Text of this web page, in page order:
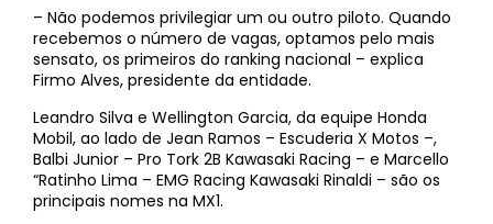
– Não podemos privilegiar um ou outro piloto. Quando
recebemos o número de vagas, optamos pelo mais
sensato, os primeiros do ranking nacional – explica
Firmo Alves, presidente da entidade.
Leandro Silva e Wellington Garcia, da equipe Honda
Mobil, ao lado de Jean Ramos – Escuderia X Motos –,
Balbi Junior – Pro Tork 2B Kawasaki Racing – e Marcello
“Ratinho Lima – EMG Racing Kawasaki Rinaldi – são os
principais nomes na MX1.